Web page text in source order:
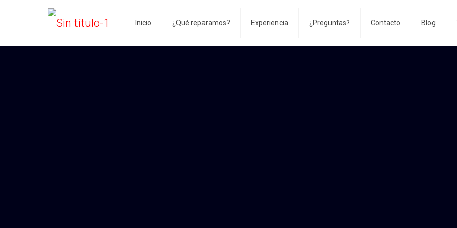
Inicio ¿Qué reparamos? Experiencia ¿Preguntas? Contacto Blog